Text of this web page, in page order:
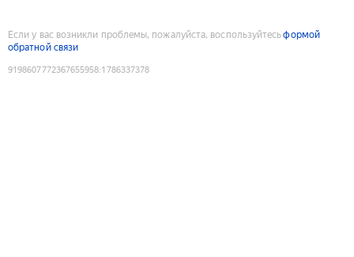
Если у вас возникли проблемы, пожалуйста, воспользуйтесьформой
обратной связи
9198607772367655958:1786337378